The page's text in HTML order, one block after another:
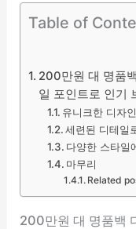
Table of
200만원 대 명품
일 포인트로 인기
유니크한 디자
세련된 디테일
다양한 스타일
마무리
Related
200만원 대 명품백